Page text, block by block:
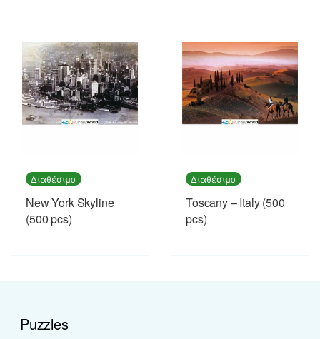
Διαθέσιμο
New York Skyline
(500 pcs)
Διαθέσιμο
Toscany – Italy (500
pcs)
Puzzles